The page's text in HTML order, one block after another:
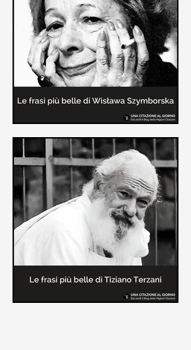
Le frasi più belle delle poesie di
Wisława Szymborska
In questa pagina sono raccolte le
migliori frasi brevi tratte dalle poesie
di Wisława Szymborska sull'amore e
sulla vita